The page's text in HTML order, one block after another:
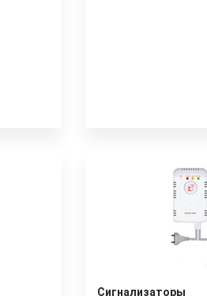
Сигнализаторы